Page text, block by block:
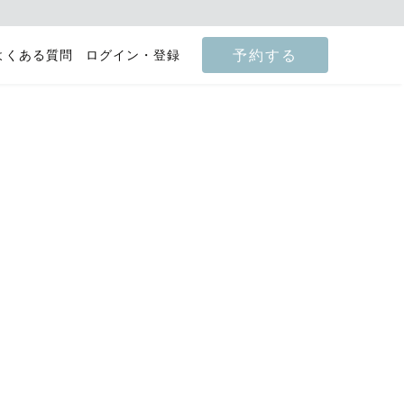
くある質問 ログイン・登録 予約する